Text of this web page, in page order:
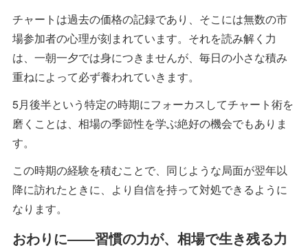
チャートは過去の価格の記録であり、そこには無数の市
場参加者の心理が刻まれています。それを読み解く力
は、一朝一夕では身につきませんが、毎日の小さな積み
重ねによって必ず養われていきます。
5月後半という特定の時期にフォーカスしてチャート術を
磨くことは、相場の季節性を学ぶ絶好の機会でもありま
す。
この時期の経験を積むことで、同じような局面が翌年以
降に訪れたときに、より自信を持って対処できるように
なります。
おわりに――習慣の力が、相場で生き残る力